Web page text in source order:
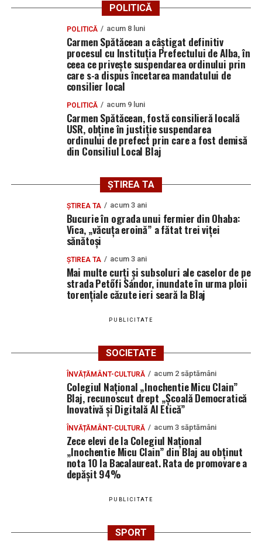
de rolurile utilizatorilor, în conformitate cu prevederile
Totodată, toate drepturile patrimoniale asupra
aplicațiilor dezvoltate, inclusiv codul sursă, vor fi
transferate în proprietatea exclusivă a Primăriei
Municipiului Blaj, astfel încât instituția să poată
administra și dezvolta ulterior platformele
implementate.
Prin această investiție, administrația locală din Blaj își
propune să reducă timpul necesar rezolvării solicitărilor
accelereze procesul de digitalizare a serviciilor publice.
Adaugă blajinfo.ro ca sursă
preferată pe Google
Ultimele știri din Blaj
Servicii noi pentru seniorii din Blaj: se inaugurează
Centrul de asistență și recuperare cu echipă mobilă
de îngrijire la domiciliu
Sâmbătă, 15 august 2026: Tradiționalul pelerinaj de
Adormirea Maicii Domnului la Sanctuarul „Fecioara
Săracilor” de la Cărbunari
spațiile comune;
montarea unor sisteme fotovoltaice dedicate
fiecărui apartament, pentru alimentarea pompelor
de căldură;
refacerea acoperișurilor cu țiglă ceramică;
amenajarea trotuarelor perimetrale și a sistemelor
de evacuare a apelor pluviale;
modernizarea instalațiilor de iluminat din spațiile
comune.
aceste investiții, iar autoritățile estimează că proiectele
vor contribui atât la reducerea facturilor la energie
pentru locatari, cât și la îmbunătățirea aspectului urban
al municipiului și la atingerea obiectivelor de
sustenabilitate și protecție a mediului.
Adaugă blajinfo.ro ca sursă
Ultimele știri din Blaj
CIL Blaj și-a aflat adversara din turul al treilea al
Cupei României: duel cu Sănătatea Cluj
Servicii noi pentru seniorii din Blaj: se inaugurează
Centrul de asistență și recuperare cu echipă mobilă
de îngrijire la domiciliu
Sâmbătă, 15 august 2026: Tradiționalul pelerinaj de
Adormirea Maicii Domnului la Sanctuarul „Fecioara
Săracilor” de la Cărbunari
POLITICĂ
POLITICĂ acum 8 luni
Carmen Spătăcean a câștigat definitiv
procesul cu Instituția Prefectului de Alba, în
ceea ce privește suspendarea ordinului prin
care s-a dispus încetarea mandatului de
consilier local
POLITICĂ acum 9 luni
Carmen Spătăcean, fostă consilieră locală
USR, obține în justiție suspendarea
ordinului de prefect prin care a fost demisă
din Consiliul Local Blaj
ȘTIREA TA
ȘTIREA TA acum 3 ani
Bucurie în ograda unui fermier din Ohaba:
Vica, „văcuța eroină” a fătat trei viței
sănătoși
ȘTIREA TA acum 3 ani
Mai multe curți și subsoluri ale caselor de pe
strada Petőfi Sándor, inundate în urma ploii
torențiale căzute ieri seară la Blaj
PUBLICITATE
SOCIETATE
ÎNVĂȚĂMÂNT-CULTURĂ acum 2 săptămâni
Colegiul Național „Inochentie Micu Clain”
Blaj, recunoscut drept „Școală Democratică
Inovativă și Digitală AI Etică”
ÎNVĂȚĂMÂNT-CULTURĂ acum 3 săptămâni
Zece elevi de la Colegiul Național
„Inochentie Micu Clain” din Blaj au obținut
nota 10 la Bacalaureat. Rata de promovare a
depășit 94%
PUBLICITATE
SPORT